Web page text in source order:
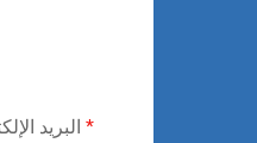
البريد